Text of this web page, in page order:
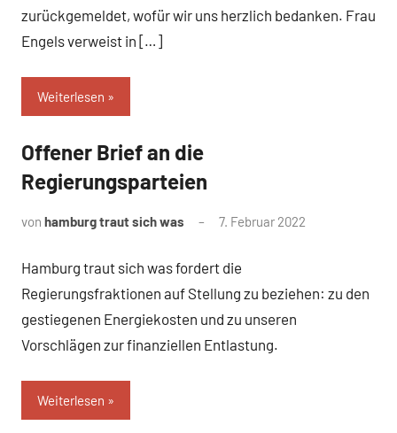
zurückgemeldet, wofür wir uns herzlich bedanken. Frau
Engels verweist in […]
Weiterlesen
Uncategorized
Offener Brief an die
Regierungsparteien
von hamburg traut sich was 7. Februar 2022
Hamburg traut sich was fordert die
Regierungsfraktionen auf Stellung zu beziehen: zu den
gestiegenen Energiekosten und zu unseren
Vorschlägen zur finanziellen Entlastung.
Weiterlesen